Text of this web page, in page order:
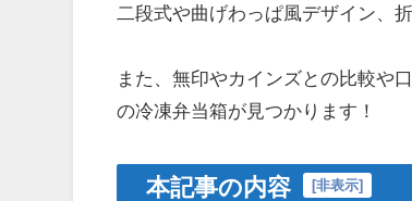
二段式や曲げわっぱ風デザイン、
また、無印やカインズとの比較や
の冷凍弁当箱が見つかります！
本記事の内容 [非表示]